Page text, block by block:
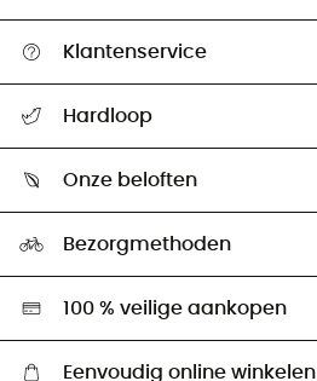
Klantenservice
Mijn zending volgen
Retourzendingen & Terugbetalingen
Hardloop
Ambassadeurs
Onze beloften
Hardgreen
Bezorgmethoden
100 % veilige aankopen
Eenvoudig online winkelen